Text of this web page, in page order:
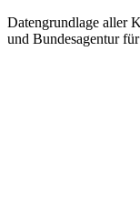
Datengrundlage aller
und Bundesagentur